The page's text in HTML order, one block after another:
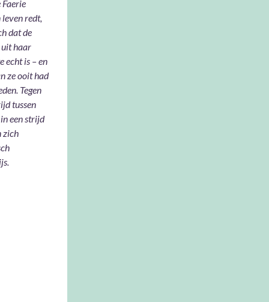
redt,
dat de
haar
echt is – en
ze ooit had
Tegen
tussen
een strijd
zich